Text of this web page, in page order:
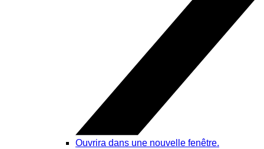
Ouvrira dans une nouvelle fenêtre.